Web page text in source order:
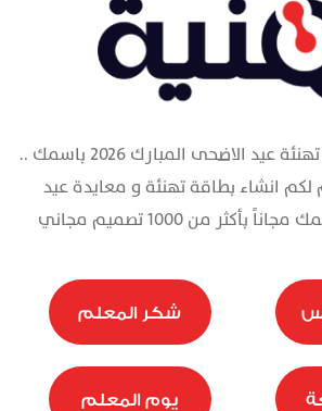
مجانا تصميم بطاقة تهنئة عيد الاضحى المبارك 2026 باسمك ..
انشاء بطاقة تهنئة و معايدة عيد
شكر المعلم
يوم المعلم